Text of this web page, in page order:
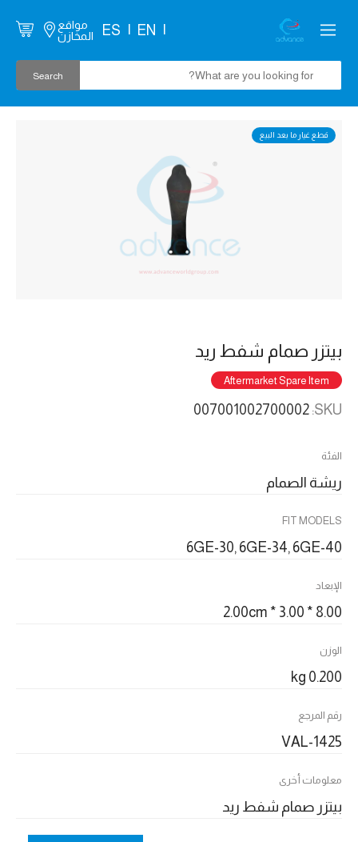
EN
ES
مواقع
المخازن
قطع غيار ما بعد البيع
بيتزر صمام شفط ريد
Aftermarket Spare Item
SKU:
الفئة
ريشة الصمام
FIT MODELS
6GE-30, 6GE-34, 6GE-40
الإبعاد
8.00 * 3.00 * 2.00cm
الوزن
0.200 kg
رقم المرجع
VAL-1425
معلومات أخرى
بيتزر صمام شفط ريد